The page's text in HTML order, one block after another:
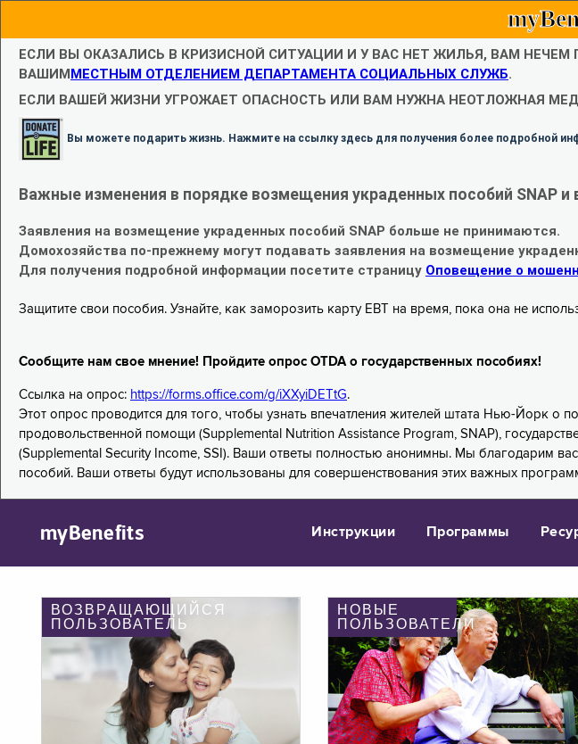
ЕСЛИ ВЫ ОКАЗАЛИСЬ В КРИЗИСНОЙ СИТУАЦИИ И У ВАС НЕТ ЖИЛЬЯ, ВАМ
ВАШИММЕСТНЫМ ОТДЕЛЕНИЕМ ДЕПАРТАМЕНТА СОЦИАЛЬНЫХ СЛУЖБ.
ЕСЛИ ВАШЕЙ ЖИЗНИ УГРОЖАЕТ ОПАСНОСТЬ ИЛИ ВАМ НУЖНА НЕОТЛОЖНАЯ
Вы можете подарить жизнь. Нажмите на ссылку здесь для получения более подробной
Важные изменения в порядке возмещения украденных пособий SNAP
Заявления на возмещение украденных пособий SNAP больше не принимаются.
Домохозяйства по-прежнему могут подавать заявления на возмещение
Для получения подробной информации посетите страницу Оповещение о
Защитите свои пособия. Узнайте, как заморозить карту EBT на время, пока она не
Сообщите нам свое мнение! Пройдите опрос OTDA о государственных пособиях!
Ссылка на опрос: https://forms.office.com/g/iXXyiDETtG.
Этот опрос проводится для того, чтобы узнать впечатления жителей штата Нью-Йорк о
продовольственной помощи (Supplemental Nutrition Assistance Program, SNAP),
(Supplemental Security Income, SSI). Ваши ответы полностью анонимны. Мы благодарим
пособий. Ваши ответы будут использованы для совершенствования этих важных
myBenefits Инструкции Программы
ВОЗВРАЩАЮЩИЙСЯ
ПОЛЬЗОВАТЕЛЬ
НОВЫЕ
ПОЛЬЗОВАТЕЛИ